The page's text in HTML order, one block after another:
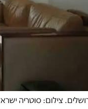
צילום: סוטריה